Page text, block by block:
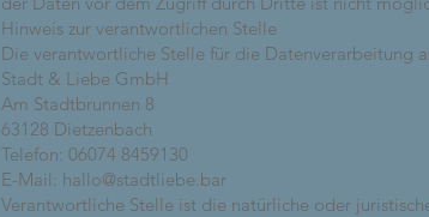
Hinweis zur verantwortlichen Stelle
Die verantwortliche Stelle für die Datenverarbeitung
Stadt & Liebe GmbH
Am Stadtbrunnen 8
63128 Dietzenbach
Telefon: 06074 8459130
E-Mail: hallo@stadtliebe.bar
Verantwortliche Stelle ist die natürliche oder